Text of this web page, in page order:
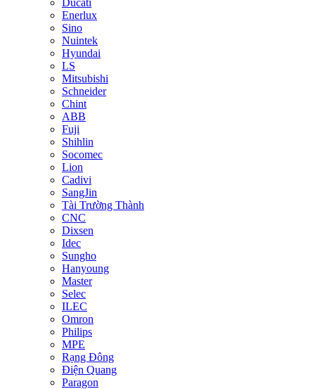
Ducati
Enerlux
Sino
Nuintek
Hyundai
LS
Mitsubishi
Schneider
Chint
ABB
Fuji
Shihlin
Socomec
Lion
Cadivi
SangJin
Tài Trường Thành
CNC
Dixsen
Idec
Sungho
Hanyoung
Master
Selec
ILEC
Omron
Philips
MPE
Rạng Đông
Điện Quang
Paragon